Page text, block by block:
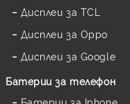
Дисплеи за TCL
Дисплеи за Oppo
Дисплеи за Google
Батерии за телефон